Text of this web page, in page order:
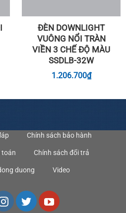
ĐÈN DOWNLIGHT
VUÔNG NỔI TRÀN
VIỀN 3 CHẾ ĐỘ MÀU
SSDLB-32W
1.206.700₫
Chính sách bảo hành
toán Chính sách đổi trả
duong Video